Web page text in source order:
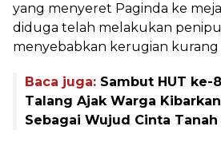
yang menyeret Paginda ke
diduga telah melakukan
menyebabkan kerugian kurang
Baca juga: Sambut HUT ke-
Talang Ajak Warga
Sebagai Wujud Cinta Tanah